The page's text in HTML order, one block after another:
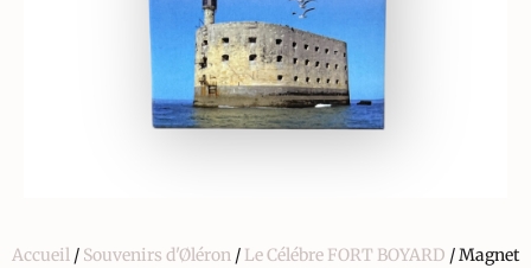
Accueil / Souvenirs d'Øléron / Le Célébre FORT BOYARD / Magnet